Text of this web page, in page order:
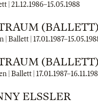
| 21.12.1986–15.05.1988
| Ballett | 17.01.1987–
| Ballett | 17.01.1987–
ELSSLER